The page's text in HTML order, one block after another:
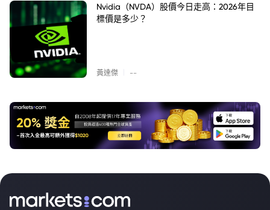
Nvidia（NVDA）股價今日走高：2026年目
標價是多少？
黃達傑 --